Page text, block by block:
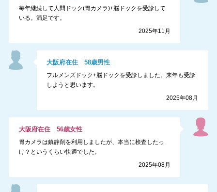
毎年継続して人間ドック(胃カメラ)+脳ドックを受診して
いる。満足です。
2025年11月
大阪府在住58歳男性
フルメンズドック+脳ドックを受診しました。来年も受診
しようと思います。
2025年08月
大阪府在住 56歳女性
胃カメラは鎮静剤を利用しましたが、本当に検査したっ
け？というくらい快適でした。
2025年08月